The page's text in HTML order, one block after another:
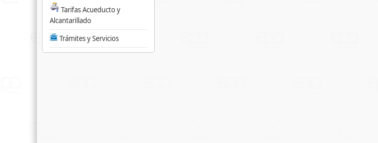
Tarifas Acueducto y
Alcantarillado
Trámites y Servicios